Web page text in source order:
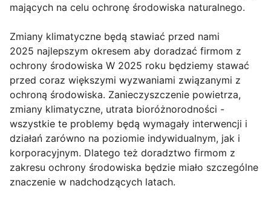
mających na celu ochronę środowiska naturalnego.
Zmiany klimatyczne będą stawiać przed nami
2025 najlepszym okresem aby doradzać firmom z
ochrony środowiska W 2025 roku będziemy stawać
przed coraz większymi wyzwaniami związanymi z
ochroną środowiska. Zanieczyszczenie powietrza,
zmiany klimatyczne, utrata bioróżnorodności -
wszystkie te problemy będą wymagały interwencji i
działań zarówno na poziomie indywidualnym, jak i
korporacyjnym. Dlatego też doradztwo firmom z
zakresu ochrony środowiska będzie miało szczególne
znaczenie w nadchodzących latach.